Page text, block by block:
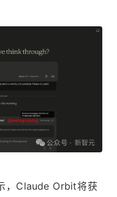
，Claude Orbit将获